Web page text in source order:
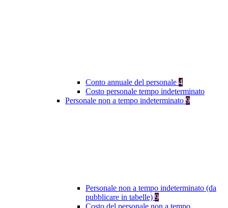
Conto annuale del personale 4
Costo personale tempo indeterminato
Personale non a tempo indeterminato 9
Personale non a tempo indeterminato (da
pubblicare in tabelle) 9